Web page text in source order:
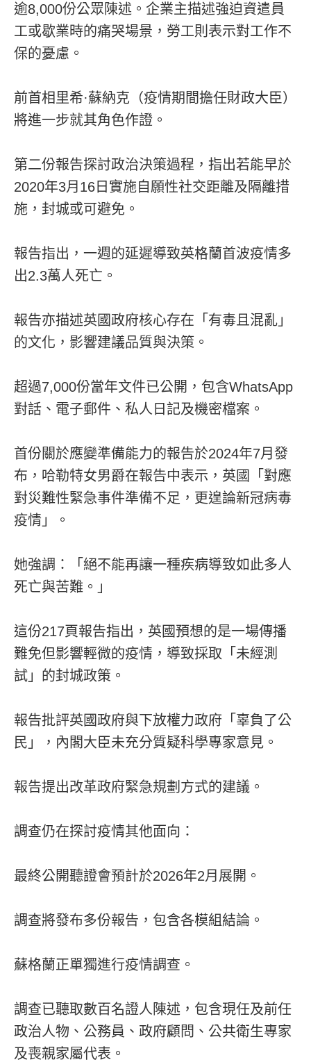
逾8,000份公眾陳述。企業主描述強迫資遣員
工或歇業時的痛哭場景，勞工則表示對工作不
保的憂慮。
前首相里希·蘇納克（疫情期間擔任財政大臣）
將進一步就其角色作證。
第二份報告探討政治決策過程，指出若能早於
2020年3月16日實施自願性社交距離及隔離措
施，封城或可避免。
報告指出，一週的延遲導致英格蘭首波疫情多
出2.3萬人死亡。
報告亦描述英國政府核心存在「有毒且混亂」
的文化，影響建議品質與決策。
超過7,000份當年文件已公開，包含WhatsApp
對話、電子郵件、私人日記及機密檔案。
首份關於應變準備能力的報告於2024年7月發
布，哈勒特女男爵在報告中表示，英國「對應
對災難性緊急事件準備不足，更遑論新冠病毒
疫情」。
她強調：「絕不能再讓一種疾病導致如此多人
死亡與苦難。」
這份217頁報告指出，英國預想的是一場傳播
難免但影響輕微的疫情，導致採取「未經測
試」的封城政策。
報告批評英國政府與下放權力政府「辜負了公
民」，內閣大臣未充分質疑科學專家意見。
報告提出改革政府緊急規劃方式的建議。
調查仍在探討疫情其他面向：
最終公開聽證會預計於2026年2月展開。
調查將發布多份報告，包含各模組結論。
蘇格蘭正單獨進行疫情調查。
調查已聽取數百名證人陳述，包含現任及前任
政治人物、公務員、政府顧問、公共衛生專家
及喪親家屬代表。